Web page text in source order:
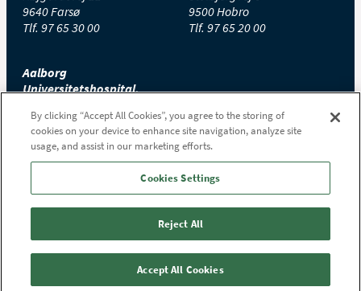
9640 Farsø
Tlf. 97 65 30 00
9500 Hobro
Tlf. 97 65 20 00
Aalborg
Universitetshospital,
Højtoftevej 2
7700 Thisted
Tlf.97 65 00 00
By clicking “Accept All Cookies”, you agree to the storing of
cookies on your device to enhance site navigation, analyze site
usage, and assist in our marketing efforts.
Cookies Settings
Reject All
Accept All Cookies